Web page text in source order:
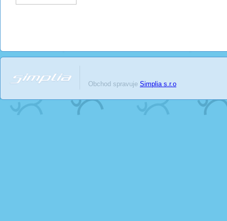
Obchod spravuje Simplia s.r.o